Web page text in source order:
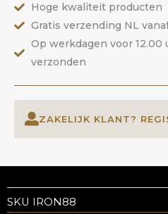
ANOLE
aantal
Hoge kwaliteit producten
Gratis verzending NL
Op werkdagen voor 12.00
verzonden
ZAKELIJK KLANT?
SKU
IRON88